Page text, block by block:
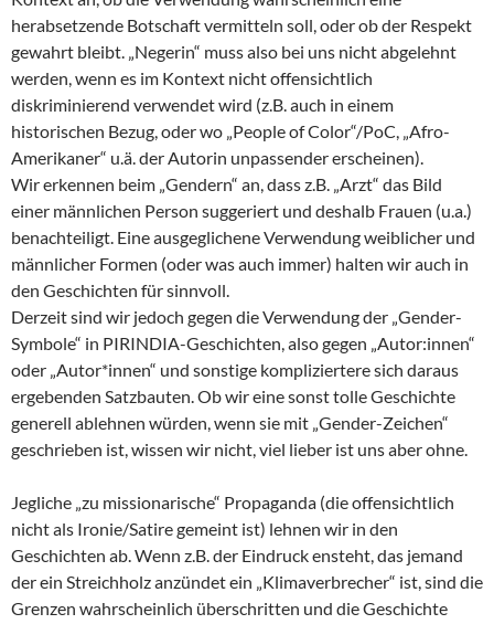
herabsetzende Botschaft vermitteln soll, oder ob der Respekt
gewahrt bleibt. „Negerin“ muss also bei uns nicht abgelehnt
werden, wenn es im Kontext nicht offensichtlich
diskriminierend verwendet wird (z.B. auch in einem
historischen Bezug, oder wo „People of Color“/PoC, „Afro-
Amerikaner“ u.ä. der Autorin unpassender erscheinen).
Wir erkennen beim „Gendern“ an, dass z.B. „Arzt“ das Bild
einer männlichen Person suggeriert und deshalb Frauen (u.a.)
benachteiligt. Eine ausgeglichene Verwendung weiblicher und
männlicher Formen (oder was auch immer) halten wir auch in
den Geschichten für sinnvoll.
Derzeit sind wir jedoch gegen die Verwendung der „Gender-
Symbole“ in PIRINDIA-Geschichten, also gegen „Autor:innen“
oder „Autor*innen“ und sonstige kompliziertere sich daraus
ergebenden Satzbauten. Ob wir eine sonst tolle Geschichte
generell ablehnen würden, wenn sie mit „Gender-Zeichen“
geschrieben ist, wissen wir nicht, viel lieber ist uns aber ohne.
Jegliche „zu missionarische“ Propaganda (die offensichtlich
nicht als Ironie/Satire gemeint ist) lehnen wir in den
Geschichten ab. Wenn z.B. der Eindruck ensteht, das jemand
der ein Streichholz anzündet ein „Klimaverbrecher“ ist, sind die
Grenzen wahrscheinlich überschritten und die Geschichte